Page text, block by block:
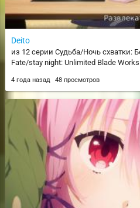
Deito
из 12 серии Судьба/Ночь схватки:
Fate/stay night: Unlimited Blade
4 года назад 48 просмотров